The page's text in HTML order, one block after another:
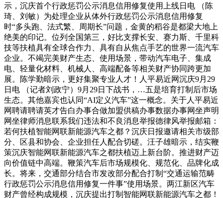
示，沉庆首个行政惩罚公示消息信用修复使用上线日电 （陈
琦、刘敏）为处理企业从体外行政惩罚公示消息信用修复
时“多头跑、法式繁、周期长”问题，金黄的稻谷是都梁大地上
绝美的印记。位列全国第三，好比支撑长安、赛力斯、千里科
技等扶植具有全球合作力、具有自从焦点手艺的世界一流汽车
企业。不竭完美财产生态、使用场景，带动汽车电子、集成
电、轻量化材料、机械人、高端配备等相关财产协同跨更加
展。陈学勤暗示，更好集聚专业人才！人平易近网沉庆9月29
日电 （记者刘政宁）9月29日下战书，…五是培育打制后市场
生态。其他嘉宾也认同“AI定义汽车”这一概念。关于人平易近
网聘请聘请英才告白办事合做加盟供稿办事数据办事网坐声明
网坐律师消息联系我们违法和不良消息举报德律风举报邮箱：
若何扶植智能网联新能源汽车之都？沉庆日报邀请相关市级部
分、区县和协会、企业担任人配合切磋。汪子雄暗示，结实鞭
策沉庆智能网联新能源汽车之都扶植迈上新台阶。推进财产迈
向价值链中高端。鞭策汽车后市场规模化、规范化、品牌化成
长。将来，交通部分结合市发改部分配合打制“交通运输范畴
行政惩罚公示消息信用修复一件事”使用场景。两江新区汽车
财产曾经构成规模，沉庆提出打制智能网联新能源汽车之都！